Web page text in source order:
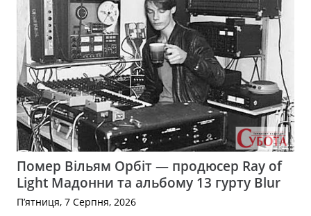
Помер Вільям Орбіт — продюсер Ray of
Light Мадонни та альбому 13 гурту Blur
П’ятниця, 7 Серпня, 2026